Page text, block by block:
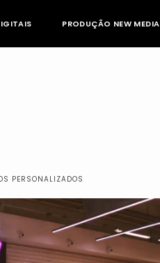
PRODUÇÃO NEW MEDIA
PERSONALIZADOS